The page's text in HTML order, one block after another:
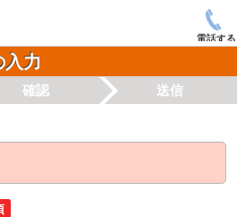
電話する
力
確認 送信